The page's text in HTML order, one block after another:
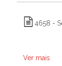
4658 -
Ver mais